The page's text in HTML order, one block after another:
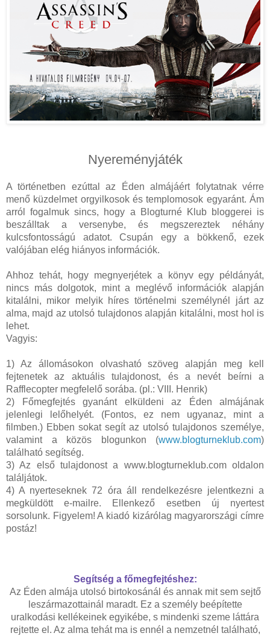
Nyereményjáték
A történetben ezúttal az Éden almájáért folytatnak vérre
menő küzdelmet orgyilkosok és templomosok egyaránt. Ám
arról fogalmuk sincs, hogy a Blogturné Klub bloggerei is
beszálltak a versenybe, és megszereztek néhány
kulcsfontosságú adatot. Csupán egy a bökkenő, ezek
valójában elég hiányos információk.
Ahhoz tehát, hogy megnyerjétek a könyv egy példányát,
nincs más dolgotok, mint a meglévő információk alapján
kitalálni, mikor melyik híres történelmi személynél járt az
alma, majd az utolsó tulajdonos alapján kitalálni, most hol is
lehet.
Vagyis:
1) Az állomásokon olvasható szöveg alapján meg kell
fejtenetek az aktuális tulajdonost, és a nevét beírni a
Rafflecopter megfelelő sorába. (pl.: VIII. Henrik)
2) Főmegfejtés gyanánt elküldeni az Éden almájának
jelenlegi lelőhelyét. (Fontos, ez nem ugyanaz, mint a
filmben.) Ebben sokat segít az utolsó tulajdonos személye,
valamint a közös blogunkon (www.blogturneklub.com)
található segítség.
3) Az első tulajdonost a www.blogturneklub.com oldalon
találjátok.
4) A nyerteseknek 72 óra áll rendelkezésre jelentkezni a
megküldött e-mailre. Ellenkező esetben új nyertest
sorsolunk. Figyelem! A kiadó kizárólag magyarországi címre
postáz!
Segítség a főmegfejtéshez:
Az Éden almája utolsó birtokosánál és annak mit sem sejtő
leszármazottainál maradt. Ez a személy beépítette
uralkodási kellékeinek egyikébe, s mindenki szeme láttára
rejtette el. Az alma tehát ma is ennél a nemzetnél található,